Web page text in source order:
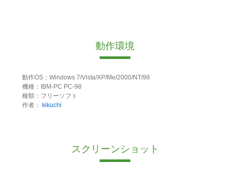
動作環境
動作OS：Windows 7/Vista/XP/Me/2000/NT/98
機種：IBM-PC PC-98
種類：フリーソフト
作者：
kikuchi
スクリーンショット